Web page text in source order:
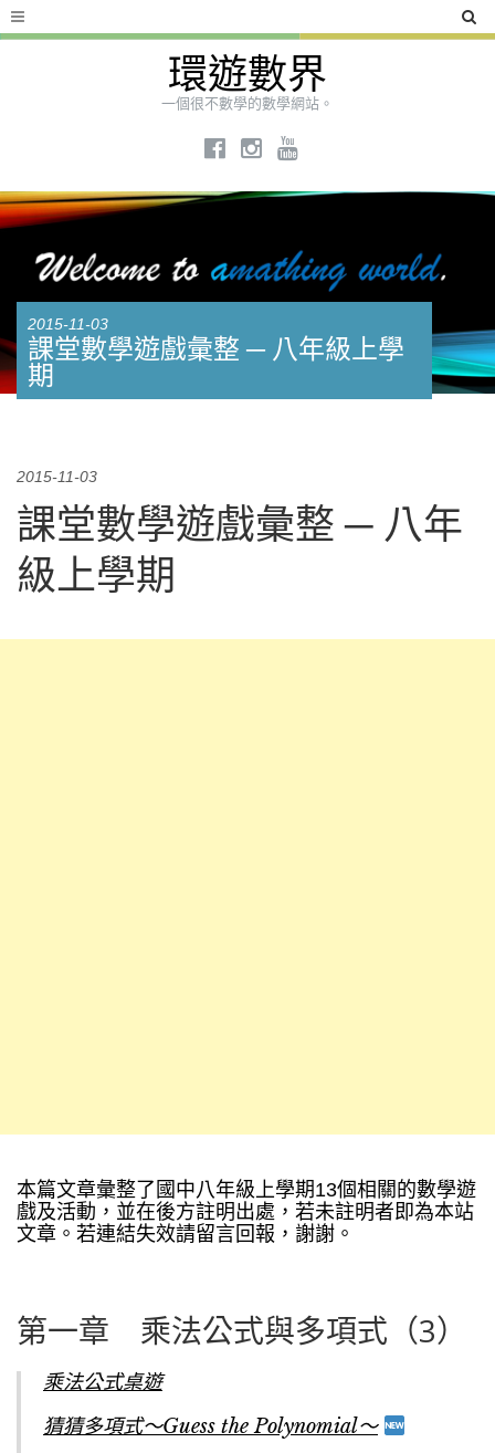
環遊數界
一個很不數學的數學網站。
2015-11-03
課堂數學遊戲彙整 ─ 八年級上學
期
2015-11-03
課堂數學遊戲彙整 ─ 八年
級上學期
本篇文章彙整了國中八年級上學期13個相關的數學遊
戲及活動，並在後方註明出處，若未註明者即為本站
文章。若連結失效請留言回報，謝謝。
第一章 乘法公式與多項式（3）
乘法公式桌遊
猜猜多項式～Guess the Polynomial～